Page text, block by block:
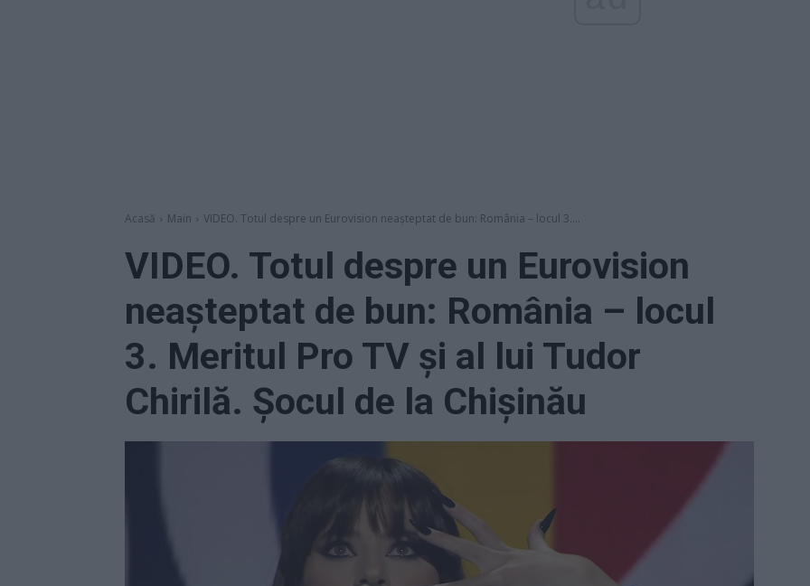
Acasă Main VIDEO. Totul despre un Eurovision neașteptat de bun: România – locul 3....
VIDEO. Totul despre un Eurovision
neașteptat de bun: România – locul
3. Meritul Pro TV și al lui Tudor
Chirilă. Șocul de la Chișinău